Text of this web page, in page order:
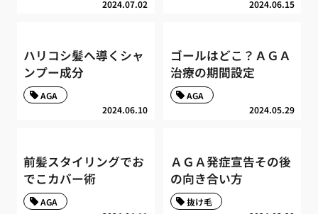
2024.07.02 2024.06.15
ハリコシ髪へ導くシャ
ンプー成分
2024.06.10
AGA
ゴールはどこ？ＡＧＡ
治療の期間設定
2024.05.29
AGA
前髪スタイリングでお
でこカバー術
AGA
ＡＧＡ発症宣告その後
の向き合い方
抜け毛